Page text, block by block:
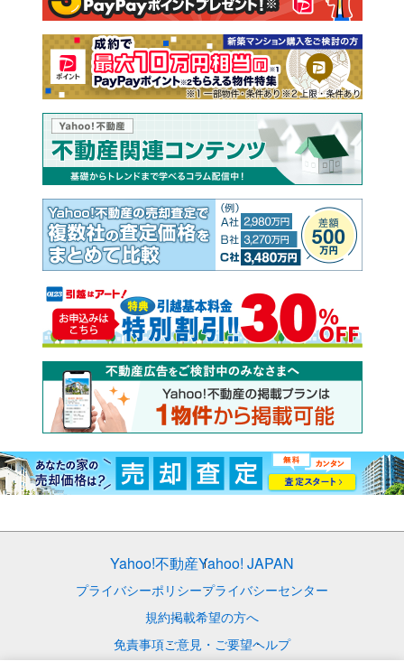
売却査定
Yahoo!不動産Yahoo! JAPAN
プライバシーポリシープライバシーセンター
規約掲載希望の方へ
免責事項ご意見・ご要望ヘルプ